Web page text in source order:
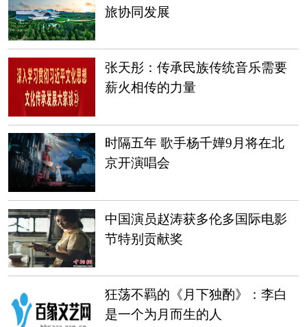
旅协同发展
张天彤：传承民族传统音乐需要
薪火相传的力量
时隔五年 歌手杨千嬅9月将在北
京开演唱会
中国演员赵涛获多伦多国际电影
节特别贡献奖
狂荡不羁的《月下独酌》：李白
是一个为月而生的人